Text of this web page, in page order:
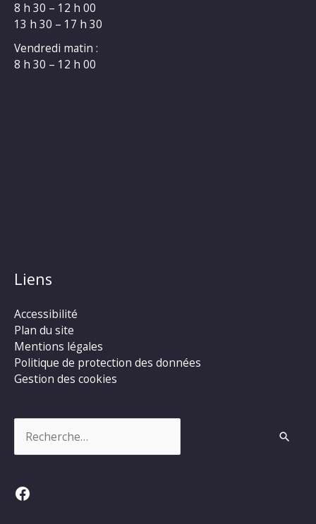
8 h 30 – 12 h 00
13 h 30 – 17 h 30
Vendredi matin :
8 h 30 – 12 h 00
Liens
Accessibilité
Plan du site
Mentions légales
Politique de protection des données
Gestion des cookies
Facebook